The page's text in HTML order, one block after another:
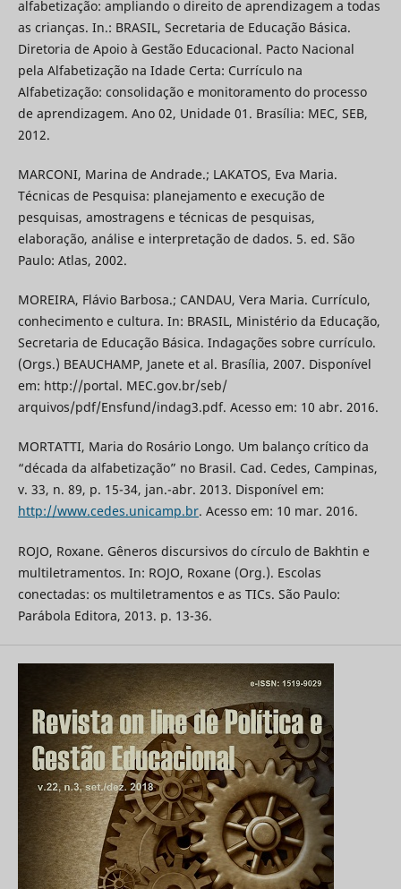
alfabetização: ampliando o direito de aprendizagem a todas
as crianças. In.: BRASIL, Secretaria de Educação Básica.
Diretoria de Apoio à Gestão Educacional. Pacto Nacional
pela Alfabetização na Idade Certa: Currículo na
Alfabetização: consolidação e monitoramento do processo
de aprendizagem. Ano 02, Unidade 01. Brasília: MEC, SEB,
2012.
MARCONI, Marina de Andrade.; LAKATOS, Eva Maria.
Técnicas de Pesquisa: planejamento e execução de
pesquisas, amostragens e técnicas de pesquisas,
elaboração, análise e interpretação de dados. 5. ed. São
Paulo: Atlas, 2002.
MOREIRA, Flávio Barbosa.; CANDAU, Vera Maria. Currículo,
conhecimento e cultura. In: BRASIL, Ministério da Educação,
Secretaria de Educação Básica. Indagações sobre currículo.
(Orgs.) BEAUCHAMP, Janete et al. Brasília, 2007. Disponível
em: http://portal. MEC.gov.br/seb/
arquivos/pdf/Ensfund/indag3.pdf. Acesso em: 10 abr. 2016.
MORTATTI, Maria do Rosário Longo. Um balanço crítico da
“década da alfabetização” no Brasil. Cad. Cedes, Campinas,
v. 33, n. 89, p. 15-34, jan.-abr. 2013. Disponível em:
http://www.cedes.unicamp.br. Acesso em: 10 mar. 2016.
ROJO, Roxane. Gêneros discursivos do círculo de Bakhtin e
multiletramentos. In: ROJO, Roxane (Org.). Escolas
conectadas: os multiletramentos e as TICs. São Paulo:
Parábola Editora, 2013. p. 13-36.